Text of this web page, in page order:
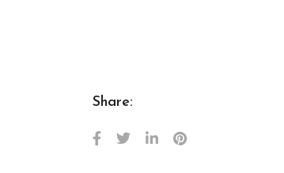
Share: